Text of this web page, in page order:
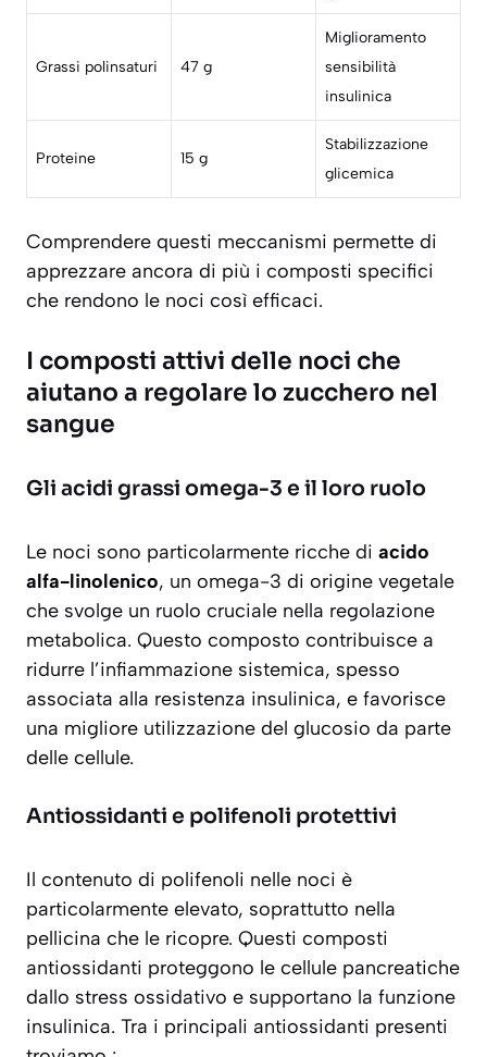
Grassi polinsaturi 47 g
Miglioramento
sensibilità
insulinica
Proteine 15 g
Stabilizzazione
glicemica
Comprendere questi meccanismi permette di
apprezzare ancora di più i composti specifici
che rendono le noci così efficaci.
I composti attivi delle noci che
aiutano a regolare lo zucchero nel
sangue
Gli acidi grassi omega-3 e il loro ruolo
Le noci sono particolarmente ricche di acido
alfa-linolenico, un omega-3 di origine vegetale
che svolge un ruolo cruciale nella regolazione
metabolica. Questo composto contribuisce a
ridurre l’infiammazione sistemica, spesso
associata alla resistenza insulinica, e favorisce
una migliore utilizzazione del glucosio da parte
delle cellule.
Antiossidanti e polifenoli protettivi
Il contenuto di polifenoli nelle noci è
particolarmente elevato, soprattutto nella
pellicina che le ricopre. Questi composti
antiossidanti proteggono le cellule pancreatiche
dallo stress ossidativo e supportano la funzione
insulinica. Tra i principali antiossidanti presenti